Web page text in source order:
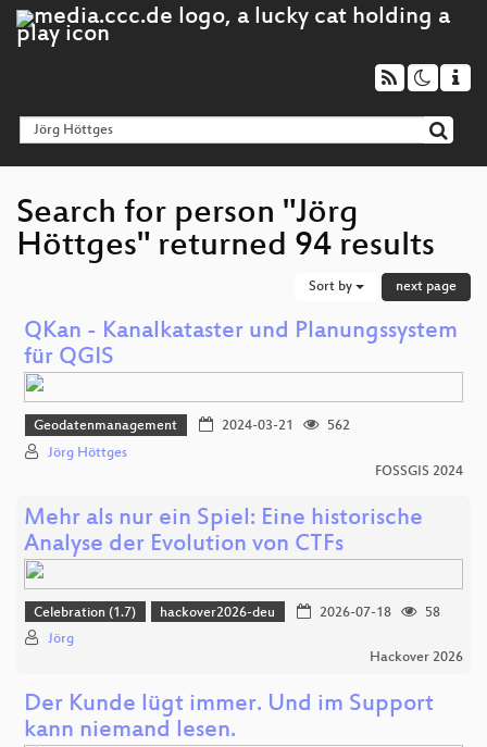
Search for person "Jörg
Höttges" returned 94 results
Sort by next page
QKan - Kanalkataster und Planungssystem
für QGIS
Geodatenmanagement 2024-03-21
562
Jörg Höttges
FOSSGIS 2024
Mehr als nur ein Spiel: Eine historische
Analyse der Evolution von CTFs
Celebration (1.7) hackover2026-deu 2026-07-18
58
Jörg
Hackover 2026
Der Kunde lügt immer. Und im Support
kann niemand lesen.